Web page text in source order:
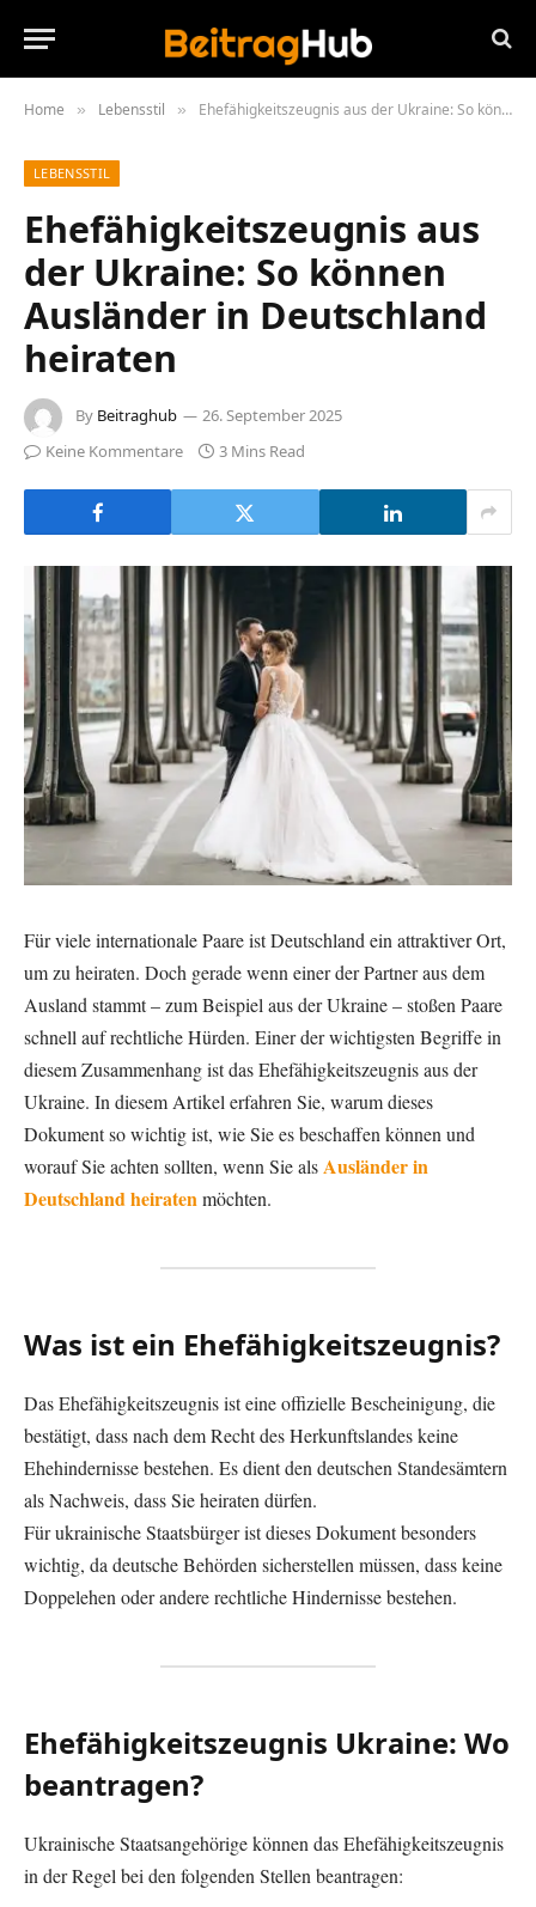
Home » Lebensstil » Ehefähigkeitszeugnis aus der Ukraine: So können Ausländer in Deutschland heiraten
LEBENSSTIL
Ehefähigkeitszeugnis aus
der Ukraine: So können
Ausländer in Deutschland
heiraten
By Beitraghub
26. September 2025
Keine Kommentare
3 Mins Read
Für viele internationale Paare ist Deutschland ein attraktiver Ort,
um zu heiraten. Doch gerade wenn einer der Partner aus dem
Ausland stammt – zum Beispiel aus der Ukraine – stoßen Paare
schnell auf rechtliche Hürden. Einer der wichtigsten Begriffe in
diesem Zusammenhang ist das Ehefähigkeitszeugnis aus der
Ukraine. In diesem Artikel erfahren Sie, warum dieses
Dokument so wichtig ist, wie Sie es beschaffen können und
worauf Sie achten sollten, wenn Sie alsAusländer in
Deutschland heiratenmöchten.
Was ist ein Ehefähigkeitszeugnis?
Das Ehefähigkeitszeugnis ist eine offizielle Bescheinigung, die
bestätigt, dass nach dem Recht des Herkunftslandes keine
Ehehindernisse bestehen. Es dient den deutschen Standesämtern
als Nachweis, dass Sie heiraten dürfen.
Für ukrainische Staatsbürger ist dieses Dokument besonders
wichtig, da deutsche Behörden sicherstellen müssen, dass keine
Doppelehen oder andere rechtliche Hindernisse bestehen.
Ehefähigkeitszeugnis Ukraine: Wo
beantragen?
Ukrainische Staatsangehörige können das Ehefähigkeitszeugnis
in der Regel bei den folgenden Stellen beantragen: